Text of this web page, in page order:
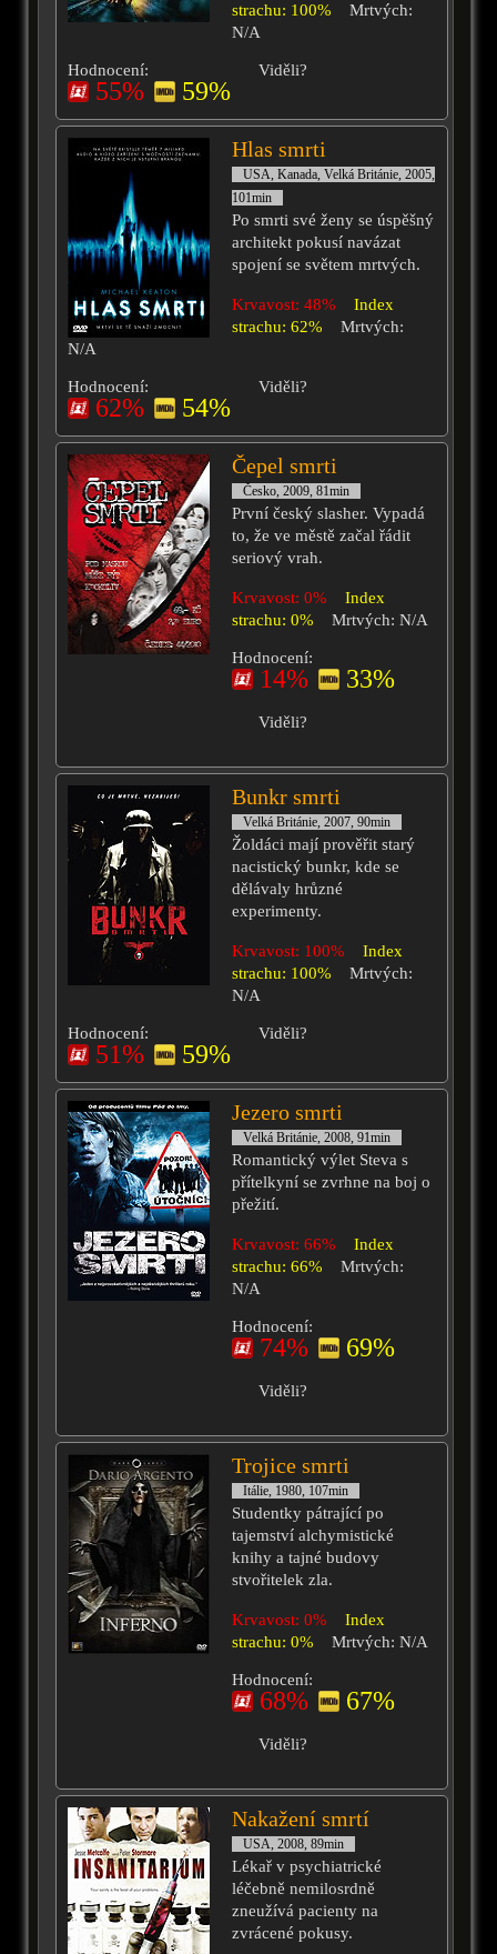
strachu: 100%
Mrtvých:
N/A
Hodnocení:
55% 59%
Viděli?
Hlas smrti
USA, Kanada, Velká Británie, 2005,
101min
Po smrti své ženy se úspěšný
architekt pokusí navázat
spojení se světem mrtvých.
Krvavost: 48%
Index
strachu: 62%
Mrtvých:
N/A
Hodnocení:
62% 54%
Viděli?
Čepel smrti
Česko, 2009, 81min
První český slasher. Vypadá
to, že ve městě začal řádit
seriový vrah.
Krvavost: 0%
Index
strachu: 0%
Mrtvých: N/A
Hodnocení:
14% 33%
Viděli?
Bunkr smrti
Velká Británie, 2007, 90min
Žoldáci mají prověřit starý
nacistický bunkr, kde se
dělávaly hrůzné
experimenty.
Krvavost: 100%
Index
strachu: 100%
Mrtvých:
N/A
Hodnocení:
51% 59%
Viděli?
Jezero smrti
Velká Británie, 2008, 91min
Romantický výlet Steva s
přítelkyní se zvrhne na boj o
přežití.
Krvavost: 66%
Index
strachu: 66%
Mrtvých:
N/A
Hodnocení:
74% 69%
Viděli?
Trojice smrti
Itálie, 1980, 107min
Studentky pátrající po
tajemství alchymistické
knihy a tajné budovy
stvořitelek zla.
Krvavost: 0%
Index
strachu: 0%
Mrtvých: N/A
Hodnocení:
68% 67%
Viděli?
Nakažení smrtí
USA, 2008, 89min
Lékař v psychiatrické
léčebně nemilosrdně
zneužívá pacienty na
zvrácené pokusy.